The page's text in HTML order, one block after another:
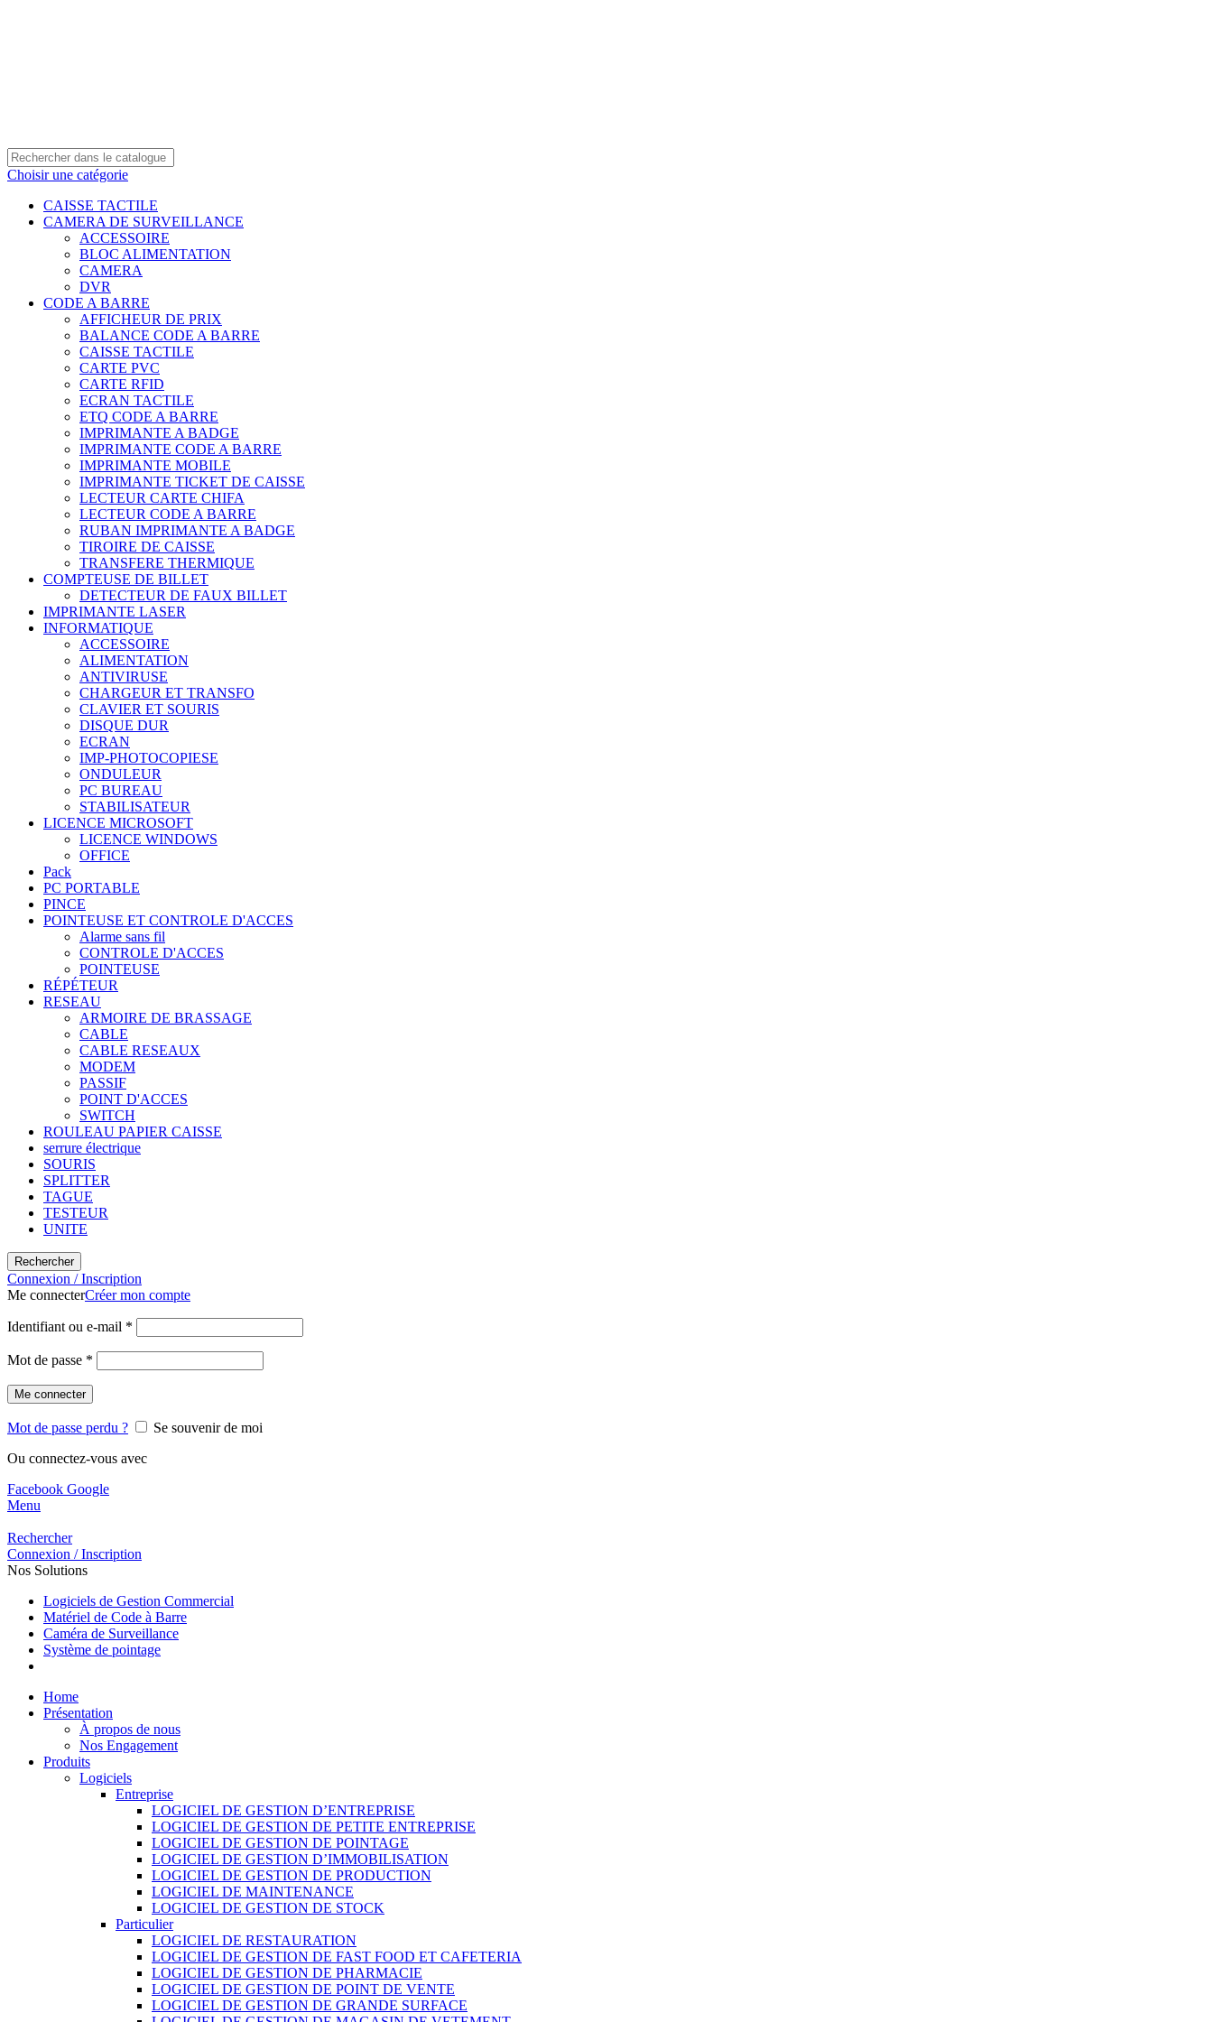
Choisir une catégorie
CAISSE TACTILE
CAMERA DE SURVEILLANCE
ACCESSOIRE
BLOC ALIMENTATION
CAMERA
DVR
CODE A BARRE
AFFICHEUR DE PRIX
BALANCE CODE A BARRE
CAISSE TACTILE
CARTE PVC
CARTE RFID
ECRAN TACTILE
ETQ CODE A BARRE
IMPRIMANTE A BADGE
IMPRIMANTE CODE A BARRE
IMPRIMANTE MOBILE
IMPRIMANTE TICKET DE CAISSE
LECTEUR CARTE CHIFA
LECTEUR CODE A BARRE
RUBAN IMPRIMANTE A BADGE
TIROIRE DE CAISSE
TRANSFERE THERMIQUE
COMPTEUSE DE BILLET
DETECTEUR DE FAUX BILLET
IMPRIMANTE LASER
INFORMATIQUE
ACCESSOIRE
ALIMENTATION
ANTIVIRUSE
CHARGEUR ET TRANSFO
CLAVIER ET SOURIS
DISQUE DUR
ECRAN
IMP-PHOTOCOPIESE
ONDULEUR
PC BUREAU
STABILISATEUR
LICENCE MICROSOFT
LICENCE WINDOWS
OFFICE
Pack
PC PORTABLE
PINCE
POINTEUSE ET CONTROLE D'ACCES
Alarme sans fil
CONTROLE D'ACCES
POINTEUSE
RÉPÉTEUR
RESEAU
ARMOIRE DE BRASSAGE
CABLE
CABLE RESEAUX
MODEM
PASSIF
POINT D'ACCES
SWITCH
ROULEAU PAPIER CAISSE
serrure électrique
SOURIS
SPLITTER
TAGUE
TESTEUR
UNITE
Rechercher
Connexion / Inscription
Me connecterCréer mon compte
Identifiant ou e-mail *
Mot de passe *
Me connecter
Mot de passe perdu ?
Se souvenir de moi
Ou connectez-vous avec
Facebook Google
Menu
Rechercher
Connexion / Inscription
Nos Solutions
Logiciels de Gestion Commercial
Matériel de Code à Barre
Caméra de Surveillance
Système de pointage
Home
Présentation
À propos de nous
Nos Engagement
Produits
Logiciels
Entreprise
LOGICIEL DE GESTION D’ENTREPRISE
LOGICIEL DE GESTION DE PETITE ENTREPRISE
LOGICIEL DE GESTION DE POINTAGE
LOGICIEL DE GESTION D’IMMOBILISATION
LOGICIEL DE GESTION DE PRODUCTION
LOGICIEL DE MAINTENANCE
LOGICIEL DE GESTION DE STOCK
Particulier
LOGICIEL DE RESTAURATION
LOGICIEL DE GESTION DE FAST FOOD ET CAFETERIA
LOGICIEL DE GESTION DE PHARMACIE
LOGICIEL DE GESTION DE POINT DE VENTE
LOGICIEL DE GESTION DE GRANDE SURFACE